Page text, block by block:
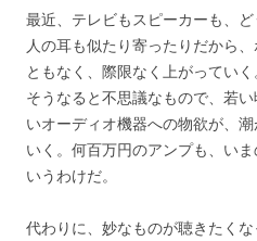
最近、テレビもスピーカーも、
人の耳も似たり寄ったりだから
ともなく、際限なく上がってい
そうなると不思議なもので、若
いオーディオ機器への物欲が、
いく。何百万円のアンプも、い
いうわけだ。
代わりに、妙なものが聴きたく